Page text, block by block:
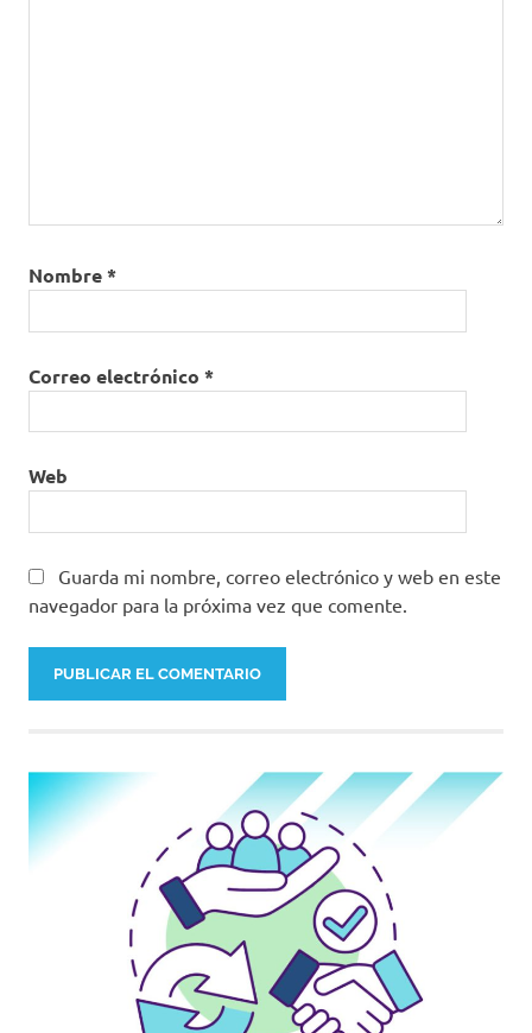
vacunas
Vacunas
Covid-
Nombre*
Correo electrónico *
Web
Guarda mi nombre, correo electrónico y web en este
navegador para la próxima vez que comente.